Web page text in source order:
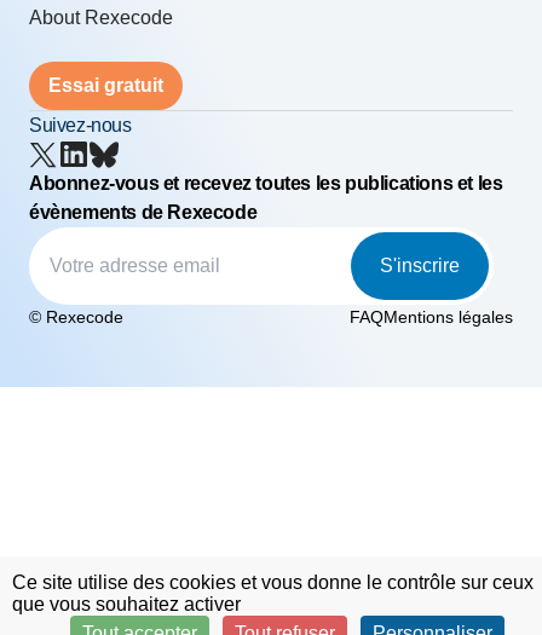
About Rexecode
Essai gratuit
Suivez-nous
Abonnez-vous et recevez toutes les publications et les
évènements de Rexecode
S'inscrire
© Rexecode FAQMentions légales
Ce site utilise des cookies et vous donne le contrôle sur ceux
que vous souhaitez activer